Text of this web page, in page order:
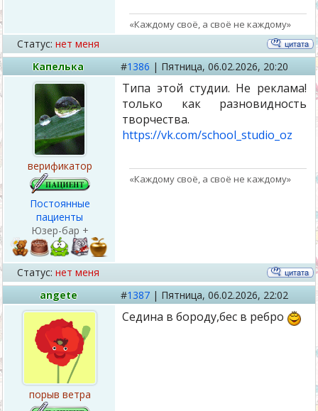
«Каждому своё, а своё не каждому»
Статус: нет меня
Капелька
#1386 | Пятница, 06.02.2026, 20:20
верификатор
Постоянные
пациенты
Юзер-бар +
Типа этой студии. Не реклама!
только как разновидность
творчества.
https://vk.com/school_studio_oz
«Каждому своё, а своё не каждому»
Статус: нет меня
angete
#1387 | Пятница, 06.02.2026, 22:02
порыв ветра
Седина в бороду,бес в ребро